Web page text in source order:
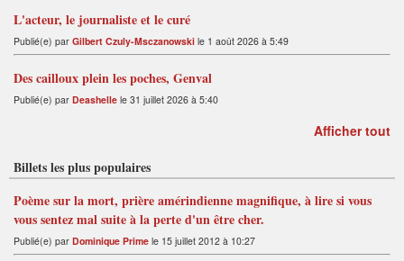
L'acteur, le journaliste et le curé
Publié(e) par Gilbert Czuly-Msczanowski le 1 août 2026 à 5:49
Des cailloux plein les poches, Genval
Publié(e) par Deashelle le 31 juillet 2026 à 5:40
Afficher tout
Billets les plus populaires
Poème sur la mort, prière amérindienne magnifique, à lire si vous
vous sentez mal suite à la perte d'un être cher.
Publié(e) par Dominique Prime le 15 juillet 2012 à 10:27